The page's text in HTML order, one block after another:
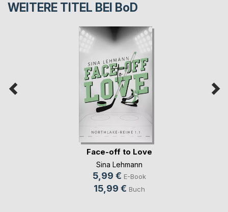
WEITERE TITEL BEI BoD
Face-off to Love
Sina Lehmann
5,99 € E-Book
15,99 € Buch